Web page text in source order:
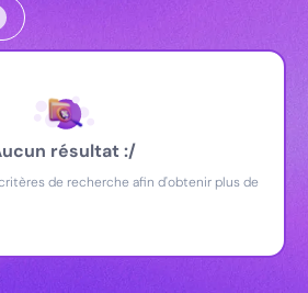
résultat :/
de recherche afin d'obtenir plus de